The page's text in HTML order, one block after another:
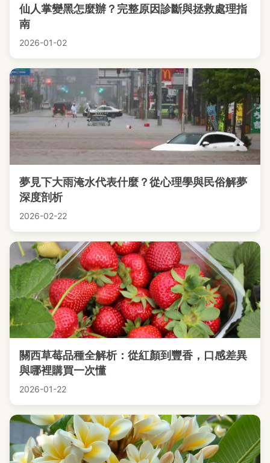
仙人掌變黑怎麼辦？完整原因診斷與拯救處理指
南
2026-01-02
夢見下大雨淹水代表什麼？從心理學與民俗解夢
深度剖析
2026-02-22
關西草莓品種全解析：從紅顏到豐香，口感差異
與哪裡購買一次懂
2026-01-22